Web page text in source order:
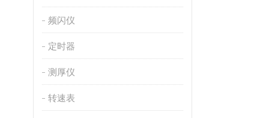
频闪仪
定时器
测厚仪
转速表